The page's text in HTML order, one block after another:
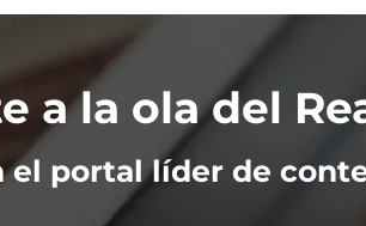
a la ola del
portal líder de